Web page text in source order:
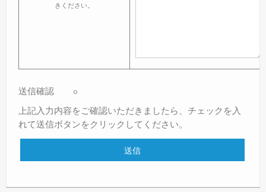
きください。
送信確認
上記入力内容をご確認いただきましたら、チェックを入
れて送信ボタンをクリックしてください。